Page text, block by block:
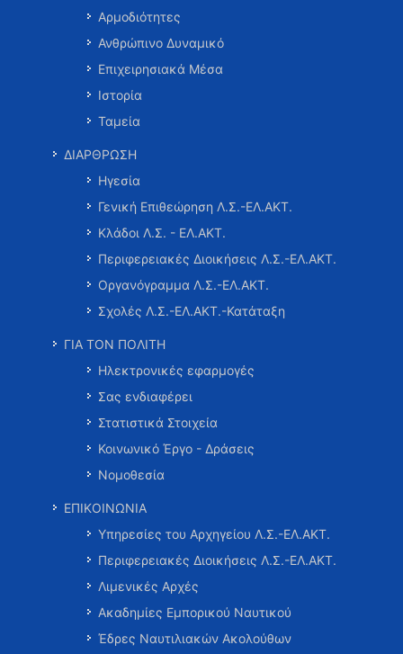
Αρμοδιότητες
Ανθρώπινο Δυναμικό
Επιχειρησιακά Μέσα
Ιστορία
Ταμεία
ΔΙΑΡΘΡΩΣΗ
Ηγεσία
Γενική Επιθεώρηση Λ.Σ.-ΕΛ.ΑΚΤ.
Κλάδοι Λ.Σ. - ΕΛ.ΑΚΤ.
Περιφερειακές Διοικήσεις Λ.Σ.-ΕΛ.ΑΚΤ.
Οργανόγραμμα Λ.Σ.-ΕΛ.ΑΚΤ.
Σχολές Λ.Σ.-ΕΛ.ΑΚΤ.-Κατάταξη
ΓΙΑ ΤΟΝ ΠΟΛΙΤΗ
Ηλεκτρονικές εφαρμογές
Σας ενδιαφέρει
Στατιστικά Στοιχεία
Κοινωνικό Έργο - Δράσεις
Νομοθεσία
ΕΠΙΚΟΙΝΩΝΙΑ
Υπηρεσίες του Αρχηγείου Λ.Σ.-ΕΛ.ΑΚΤ.
Περιφερειακές Διοικήσεις Λ.Σ.-ΕΛ.ΑΚΤ.
Λιμενικές Αρχές
Ακαδημίες Εμπορικού Ναυτικού
Έδρες Ναυτιλιακών Ακολούθων